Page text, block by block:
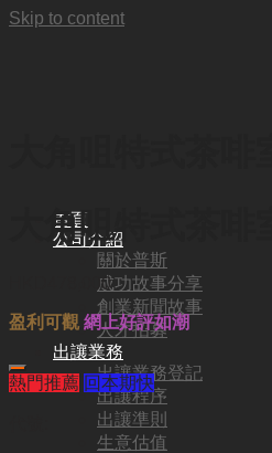
Skip to content
首頁
公司介紹
關於普斯
成功故事分享
創業新聞故事
人才招募
出讓業務
出讓業務登記
出讓程序
出讓準則
生意估值
大角咀特式茶啡室
478,000
盈利可觀 網上好評如潮
熱門推薦 回本期快